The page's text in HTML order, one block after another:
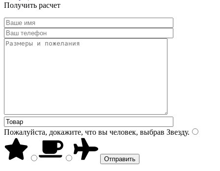
Получить расчет
Пожалуйста, докажите, что вы человек, выбрав Звезду.